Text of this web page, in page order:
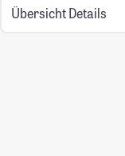
Übersicht Details